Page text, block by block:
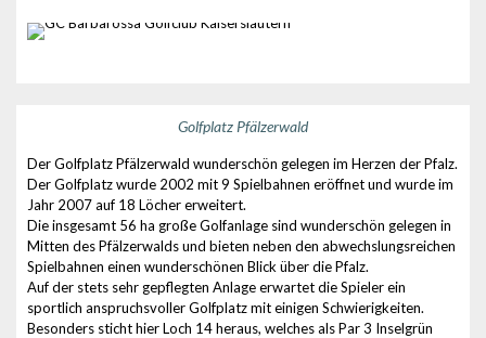
Golfplatz Pfälzerwald
Der Golfplatz Pfälzerwald wunderschön gelegen im Herzen der Pfalz.
Der Golfplatz wurde 2002 mit 9 Spielbahnen eröffnet und wurde im
Jahr 2007 auf 18 Löcher erweitert.
Die insgesamt 56 ha große Golfanlage sind wunderschön gelegen in
Mitten des Pfälzerwalds und bieten neben den abwechslungsreichen
Spielbahnen einen wunderschönen Blick über die Pfalz.
Auf der stets sehr gepflegten Anlage erwartet die Spieler ein
sportlich anspruchsvoller Golfplatz mit einigen Schwierigkeiten.
Besonders sticht hier Loch 14 heraus, welches als Par 3 Inselgrün